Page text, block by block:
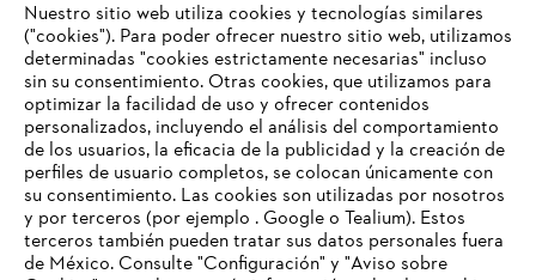
Empresa
Preguntas frecuentes
Nuestro sitio web utiliza cookies y tecnologías similares
("cookies"). Para poder ofrecer nuestro sitio web, utilizamos
determinadas "cookies estrictamente necesarias" incluso
sin su consentimiento. Otras cookies, que utilizamos para
optimizar la facilidad de uso y ofrecer contenidos
personalizados, incluyendo el análisis del comportamiento
de los usuarios, la eficacia de la publicidad y la creación de
perfiles de usuario completos, se colocan únicamente con
su consentimiento. Las cookies son utilizadas por nosotros
y por terceros (por ejemplo . Google o Tealium). Estos
terceros también pueden tratar sus datos personales fuera
de México. Consulte "Configuración" y "Aviso sobre